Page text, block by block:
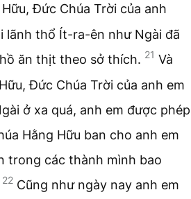
Đức Chúa Trời của anh
lãnh thổ Ít-ra-ên như Ngài đã
ăn thịt theo sở thích. 21 Và
Đức Chúa Trời của anh em
ở xa quá, anh em được phép
Hằng Hữu ban cho anh em
trong các thành mình bao
22 Cũng như ngày nay anh em